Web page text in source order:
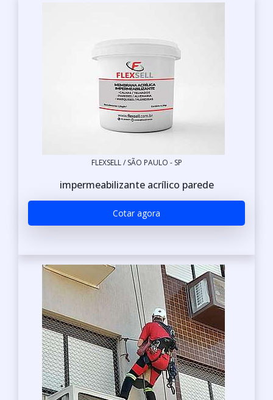
FLEXSELL / SÃO PAULO - SP
impermeabilizante acrílico parede
Cotar agora